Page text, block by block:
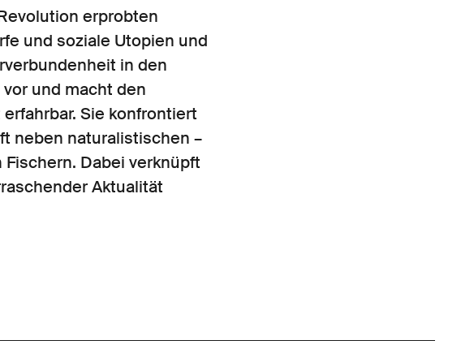
erprobten
und soziale Utopien und
in den
und macht den
Sie konfrontiert
neben naturalistischen –
Dabei verknüpft
Aktualität